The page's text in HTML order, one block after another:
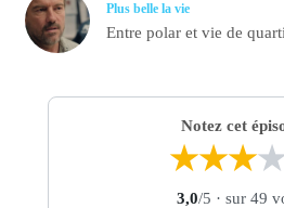
Plus belle la vie
Entre polar et vie de
Notez cet
★★★
3,0/5 · sur 49